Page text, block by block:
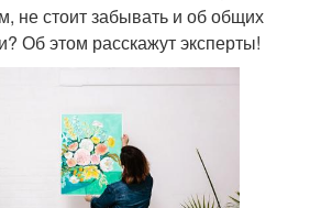
не стоит забывать и об общих
Об этом расскажут эксперты!